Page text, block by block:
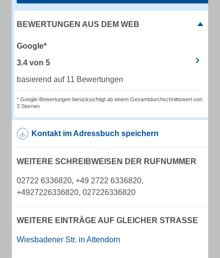
BEWERTUNGEN AUS DEM WEB
Google*
3.4 von 5
basierend auf 11 Bewertungen
* Google-Bewertungen berücksichtigt ab einem Gesamtdurchschnittswert von
3 Sternen
Kontakt im Adressbuch speichern
WEITERE SCHREIBWEISEN DER RUFNUMMER
02722 6336820, +49 2722 6336820,
+4927226336820, 027226336820
WEITERE EINTRÄGE AUF GLEICHER STRASSE
Wiesbadener Str. in Attendorn